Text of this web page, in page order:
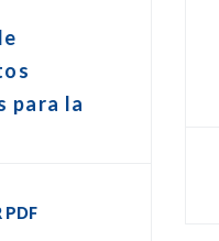
para la
PDF